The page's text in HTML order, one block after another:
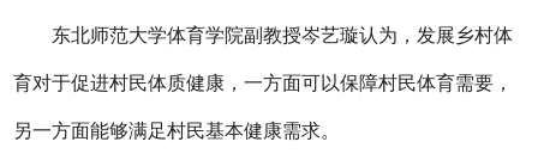
东北师范大学体育学院副教授岑艺璇认为，发展乡村体
育对于促进村民体质健康，一方面可以保障村民体育需要，
另一方面能够满足村民基本健康需求。